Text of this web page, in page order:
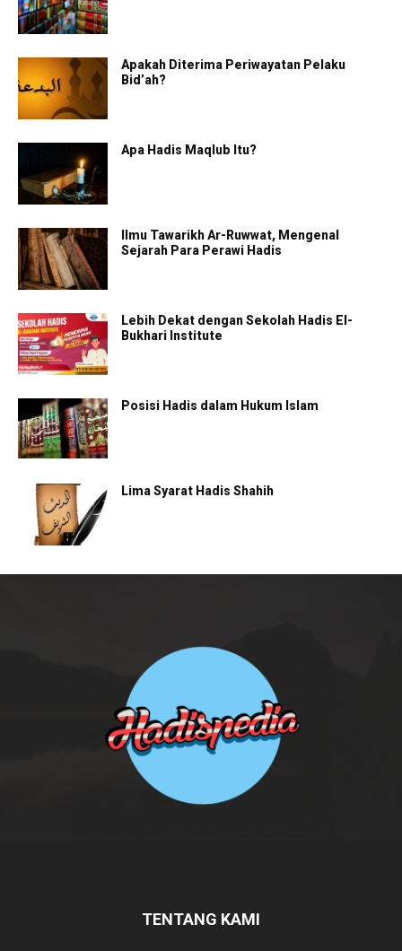
Apakah Diterima Periwayatan Pelaku
Bid’ah?
Apa Hadis Maqlub Itu?
Ilmu Tawarikh Ar-Ruwwat, Mengenal
Sejarah Para Perawi Hadis
Lebih Dekat dengan Sekolah Hadis El-
Bukhari Institute
Posisi Hadis dalam Hukum Islam
Lima Syarat Hadis Shahih
TENTANG KAMI